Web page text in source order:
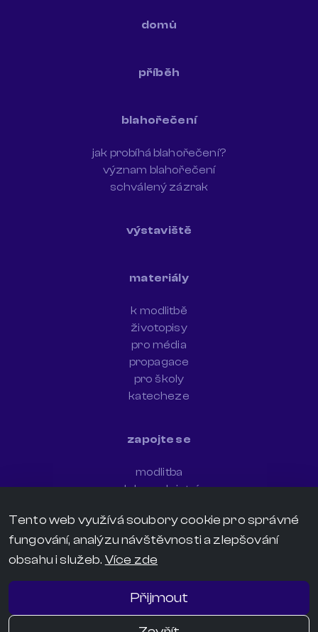
domů
příběh
blahořečení
jak probíhá blahořečení?
význam blahořečení
schválený zázrak
výstaviště
materiály
k modlitbě
životopisy
pro média
propagace
pro školy
katecheze
zapojte se
modlitba
dobrovolnictví
sdílejte svědectví
darujte
kontakt
GDPR
Licence
Tento web využívá soubory cookie pro správné
fungování, analýzu návštěvnosti a zlepšování
obsahu i služeb. Více zde
Přijmout